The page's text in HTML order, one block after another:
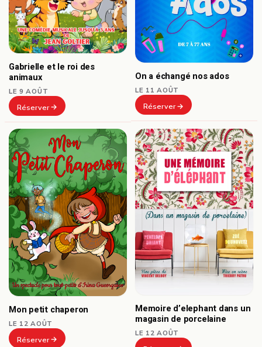
Gabrielle et le roi des
animaux
LE 9 AOÛT
Réserver
On a échangé nos ados
LE 11 AOÛT
Réserver
Mon petit chaperon
LE 12 AOÛT
Réserver
Memoire d’elephant dans un
magasin de porcelaine
LE 12 AOÛT